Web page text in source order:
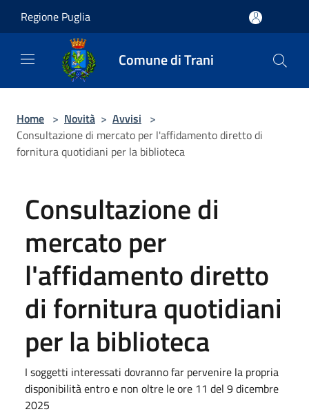
Regione Puglia
Comune di Trani
Home > Novità > Avvisi >
Consultazione di mercato per l'affidamento diretto di
fornitura quotidiani per la biblioteca
Consultazione di
mercato per
l'affidamento diretto
di fornitura quotidiani
per la biblioteca
I soggetti interessati dovranno far pervenire la propria
disponibilità entro e non oltre le ore 11 del 9 dicembre
2025